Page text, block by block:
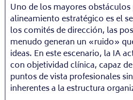
Uno de los mayores obstáculos
alineamiento estratégico es el
los comités de dirección, las
menudo generan un «ruido»
ideas. En este escenario, la IA
con objetividad clínica, capaz
puntos de vista profesionales
inherentes a la estructura